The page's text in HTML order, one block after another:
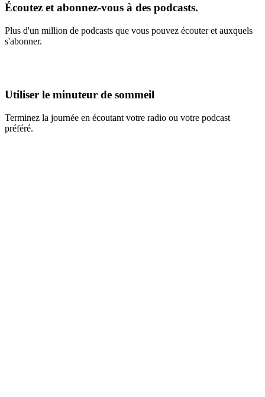
Écoutez et abonnez-vous à des podcasts.
Plus d'un million de podcasts que vous pouvez écouter et auxquels
s'abonner.
Utiliser le minuteur de sommeil
Terminez la journée en écoutant votre radio ou votre podcast
préféré.